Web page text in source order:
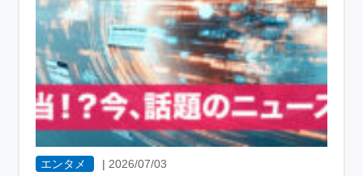
エンタメ | 2026/07/03